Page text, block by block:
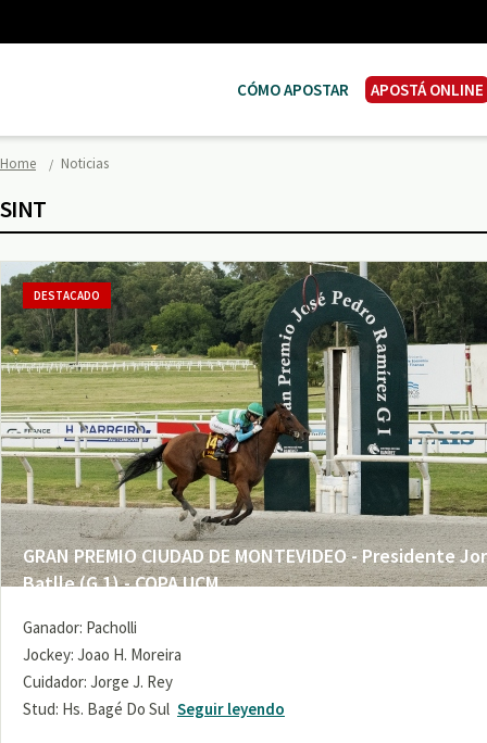
CÓMO APOSTAR APOSTÁ ONLINE
Home Noticias
SINT
GRAN PREMIO CIUDAD DE MONTEVIDEO - Presidente
Batlle (G 1) - COPA UCM
DESTACADO
Ganador: Pacholli
Jockey: Joao H. Moreira
Cuidador: Jorge J. Rey
Stud: Hs. Bagé Do Sul Seguir leyendo